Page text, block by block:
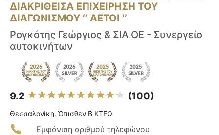
ΔΙΑΚΡΙΘΕΙΣΑ ΕΠΙΧΕΙΡΗΣΗ ΤΟΥ
ΔΙΑΓΩΝΙΣΜΟΥ ‘’ ΑΕΤΟΙ ‘’
Ρογκότης Γεώργιος & ΣΙΑ ΟΕ - Συνεργείο
αυτοκινήτων
9.2 (100)
Θεσσαλονίκη, Όπισθεν Β ΚΤΕΟ
Εμφάνιση αριθμού τηλεφώνου